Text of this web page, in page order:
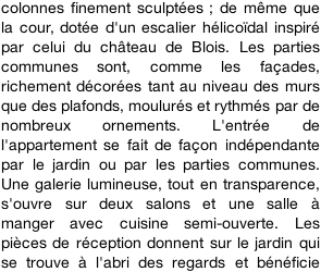
colonnes finement sculptées ; de même que
la cour, dotée d'un escalier hélicoïdal inspiré
par celui du château de Blois. Les parties
communes sont, comme les façades,
richement décorées tant au niveau des murs
que des plafonds, moulurés et rythmés par de
nombreux ornements. L'entrée de
l'appartement se fait de façon indépendante
par le jardin ou par les parties communes.
Une galerie lumineuse, tout en transparence,
s'ouvre sur deux salons et une salle à
manger avec cuisine semi-ouverte. Les
pièces de réception donnent sur le jardin qui
se trouve à l'abri des regards et bénéficie